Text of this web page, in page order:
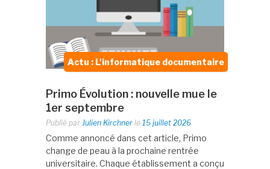
Actu : L'informatique documentaire
Primo Évolution : nouvelle mue le
1er septembre
Publié par Julien Kirchner le 15 juillet 2026
Comme annoncé dans cet article, Primo
change de peau à la prochaine rentrée
universitaire. Chaque établissement a conçu